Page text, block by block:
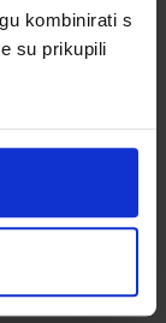
kombinirati s
su prikupili